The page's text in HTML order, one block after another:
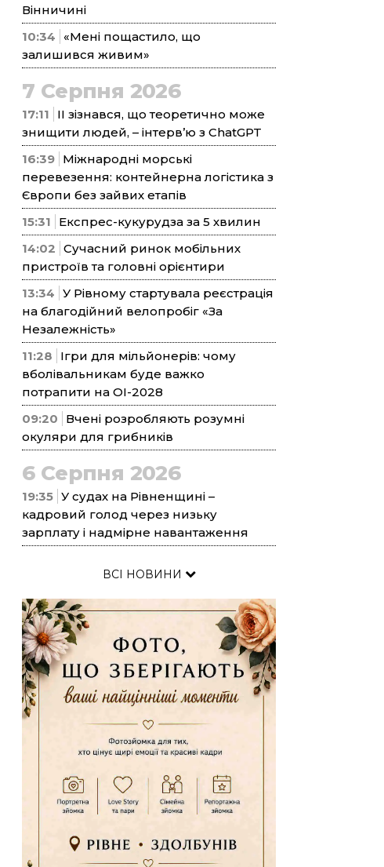
Вінничині
10:34
«Мені пощастило, що
залишився живим»
7 Серпня 2026
17:11
ІІ зізнався, що теоретично може
знищити людей, – інтерв’ю з ChatGPT
16:39 Міжнародні морські
перевезення: контейнерна логістика з
Європи без зайвих етапів
15:31
Експрес-кукурудза за 5 хвилин
14:02 Сучасний ринок мобільних
пристроїв та головні орієнтири
13:34 У Рівному стартувала реєстрація
на благодійний велопробіг «За
Незалежність»
11:28
Ігри для мільйонерів: чому
вболівальникам буде важко
потрапити на ОІ-2028
09:20
Вчені розробляють розумні
окуляри для грибників
6 Серпня 2026
19:35 У судах на Рівненщині –
кадровий голод через низьку
зарплату і надмірне навантаження
ВСІ НОВИНИ